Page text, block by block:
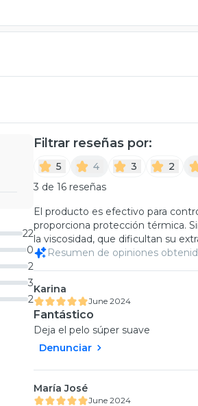
22
0
2
3
2
Filtrar reseñas por:
5 4 3 2
3 de 16 reseñas
El producto es efectivo para
proporciona protección térmica.
la viscosidad, que dificultan su
Resumen de opiniones
Karina
June 2024
Fantástico
Deja el pelo súper suave
Denunciar
María José
June 2024